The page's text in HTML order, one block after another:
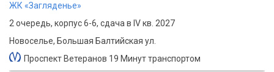
ЖК «Загляденье»
2 очередь, корпус 6-6, сдача в IV кв. 2027
Новоселье, Большая Балтийская ул.
Проспект Ветеранов 19 Минут транспортом